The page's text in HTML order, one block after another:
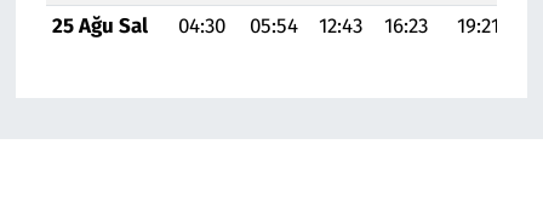
25 Ağu Sal
04:30 05:54 12:43 16:23 19:21